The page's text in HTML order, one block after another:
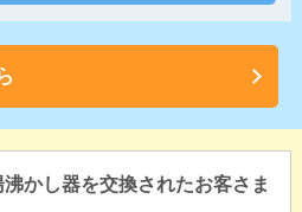
かし器を交換されたお客さま